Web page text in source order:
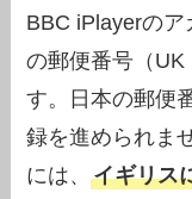
BBC iPlayerのア
の郵便番号（UK
す。日本の郵便
録を進められま
には、イギリス